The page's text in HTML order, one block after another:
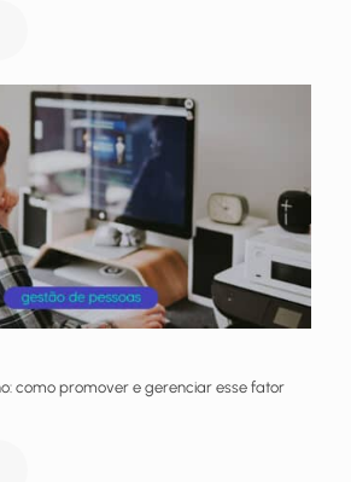
como promover e gerenciar esse fator